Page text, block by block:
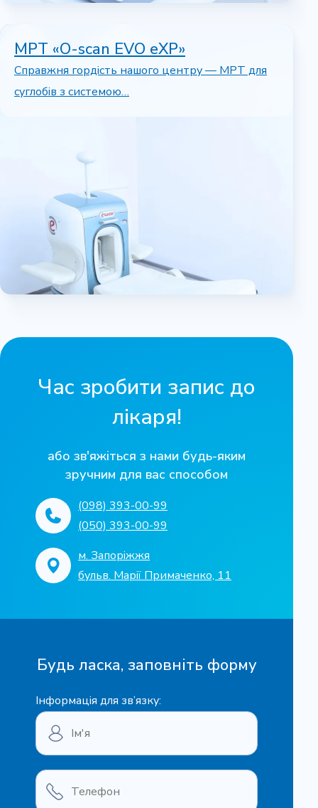
МРТ «O-scan EVO eXP»
Справжня гордість нашого центру — МРТ для
суглобів з системою…
Час зробити запис до
лікаря!
або зв'яжіться з нами будь-яким
зручним для вас способом
(098) 393-00-99
(050) 393-00-99
м. Запоріжжя
бульв. Марії Примаченко, 11
Будь ласка, заповніть форму
Інформація для зв’язку: